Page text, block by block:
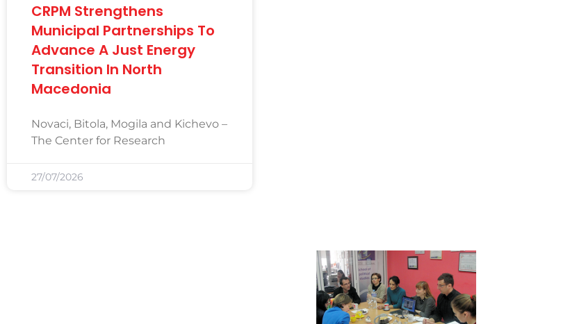
CRPM Strengthens
Municipal Partnerships To
Advance A Just Energy
Transition In North
Macedonia
Novaci, Bitola, Mogila and Kichevo –
The Center for Research
27/07/2026